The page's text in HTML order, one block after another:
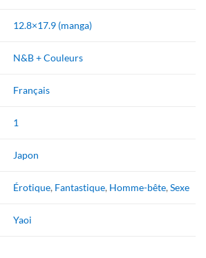
12.8×17.9 (manga)
N&B + Couleurs
Français
1
Japon
Érotique, Fantastique, Homme-bête,Sexe
Yaoi